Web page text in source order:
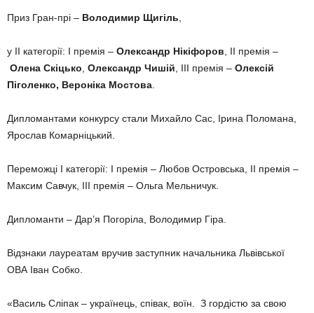
Приз Гран-прі – Володимир Щигіль
у ІІ категорії: І премія – Олександр Нікіфоров , ІІ премія –
Олена Скіцько Олександр Чишій , ІІІ премія – Олексій
Піголенко, Вероніка Мостова
Дипломантами конкурсу стали Михайло Сас, Ірина Поломана,
Ярослав Комарніцький.
Переможці І категорії: І премія – Любов Островська, ІІ премія –
Максим Савчук, ІІІ премія – Ольга Мельничук.
Дипломанти – Дарʼя Погоріла, Володимир Гіра.
Відзнаки лауреатам вручив заступник начальника Львівської
ОВА Іван Собко.
«Василь Сліпак – українець, співак, воїн. З гордістю за свою